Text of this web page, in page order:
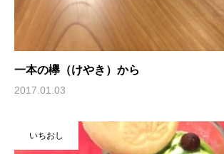
一本の欅（けやき）から
2017.01.03
いちおし